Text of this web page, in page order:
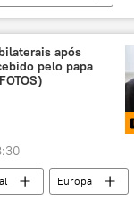
Amazônia
Imazon
conservação
após
pelo papa
Europa